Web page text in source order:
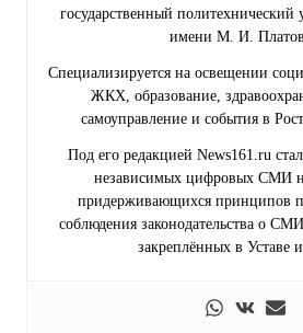
государственный
имени М. И.
Специализируется на освещении
ЖКХ, образование,
самоуправление и события в
Под его редакцией News161.ru
независимых цифровых СМИ
придерживающихся принципов
соблюдения законодательства о
закреплённых в Уставе